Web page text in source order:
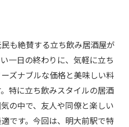
も絶賛する立ち飲み居酒屋が
一日の終わりに、気軽に立ち
ズナブルな価格と美味しい料
特に立ち飲みスタイルの居酒
の中で、友人や同僚と楽しい
です。今回は、明大前駅で特